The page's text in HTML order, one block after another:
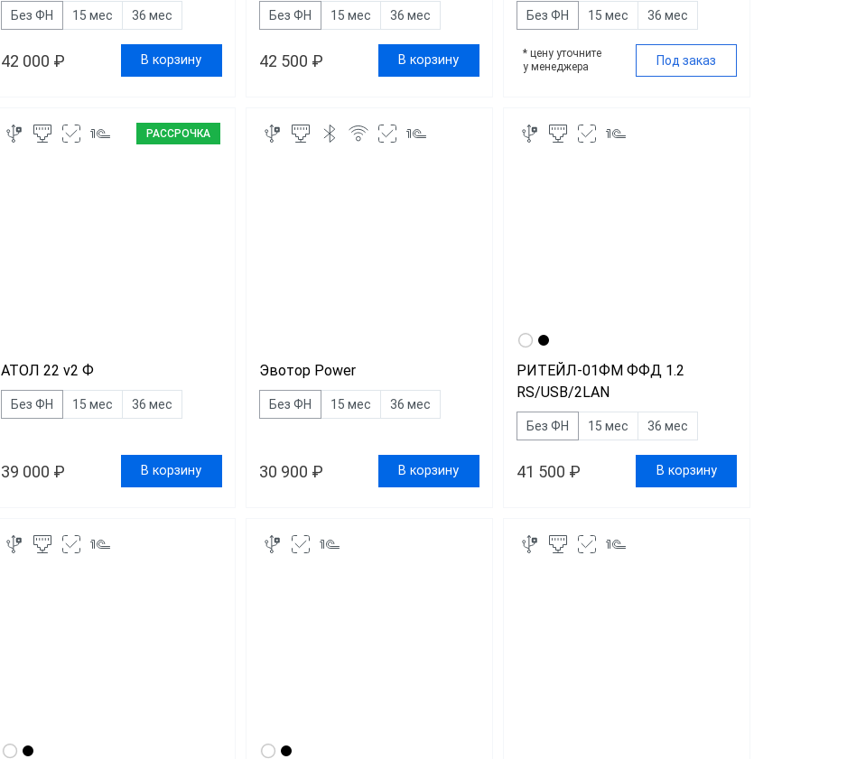
Без ФН 15 мес 36 мес
42 000 ₽ В корзину
Без ФН 15 мес 36 мес
42 500 ₽ В корзину
Без ФН 15 мес 36 мес
* цену уточните
у менеджера
Под заказ
РАССРОЧКА
АТОЛ 22 v2 Ф
Без ФН 15 мес 36 мес
39 000 ₽ В корзину
Эвотор Power
Без ФН 15 мес 36 мес
30 900 ₽ В корзину
РИТЕЙЛ-01ФМ ФФД 1.2
RS/USB/2LAN
Без ФН 15 мес 36 мес
41 500 ₽ В корзину